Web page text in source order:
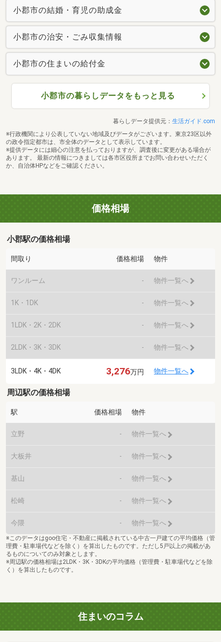
小郡市の結婚・育児の助成金
小郡市の治安・ごみ収集情報
小郡市の住まいの給付金
小郡市の暮らしデータをもっと見る
暮らしデータ提供元： 生活ガイド.com
※行政機関により公表していない地域及びデータがございます。東京23区以外
の政令指定都市は、市全体のデータとして表示しています。
※提供データには細心の注意を払っておりますが、調査後に変更がある場合が
あります。 最新の情報につきましては各市区役所までお問い合わせいただく
か、自治体HPなどをご確認ください。
価格相場
小郡駅の価格相場
間取り 価格相場 物件
ワンルーム - 物件一覧へ
1K・1DK - 物件一覧へ
1LDK・2K・2DK - 物件一覧へ
2LDK・3K・3DK - 物件一覧へ
3LDK・4K・4DK 3,276万円 物件一覧へ
周辺駅の価格相場
駅 価格相場 物件
立野 - 物件一覧へ
大板井 - 物件一覧へ
基山 - 物件一覧へ
松崎 - 物件一覧へ
今隈 - 物件一覧へ
※このデータはgoo住宅・不動産に掲載されている中古一戸建ての平均価格（管
理費・駐車場代などを除く）を算出したものです。ただし5戸以上の掲載があ
るものについてのみ対象とします。
※周辺駅の価格相場は2LDK・3K・3DKの平均価格（管理費・駐車場代などを除
く）を算出したものです。
住まいのコラム